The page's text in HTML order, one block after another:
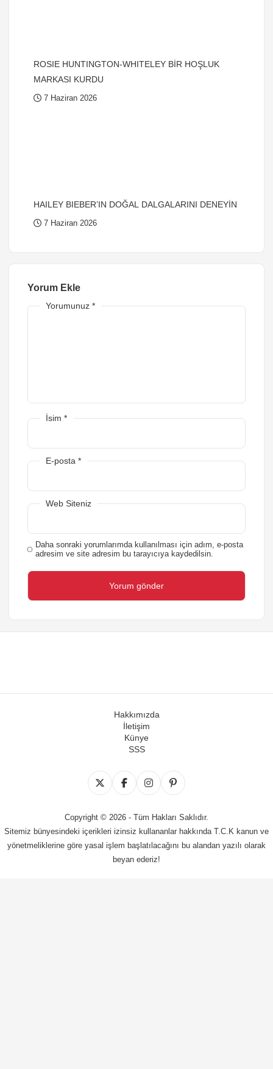
ROSIE HUNTINGTON-WHITELEY BİR HOŞLUK
MARKASI KURDU
7 Haziran 2026
HAILEY BIEBER’IN DOĞAL DALGALARINI DENEYİN
7 Haziran 2026
Yorum Ekle
Yorumunuz *
İsim *
E-posta *
Web Siteniz
Daha sonraki yorumlarımda kullanılması için adım, e-posta
adresim ve site adresim bu tarayıcıya kaydedilsin.
Hakkımızda
İletişim
Künye
SSS
Copyright © 2026 - Tüm Hakları Saklıdır.
Sitemiz bünyesindeki içerikleri izinsiz kullananlar hakkında T.C.K kanun ve
yönetmeliklerine göre yasal işlem başlatılacağını bu alandan yazılı olarak
beyan ederiz!